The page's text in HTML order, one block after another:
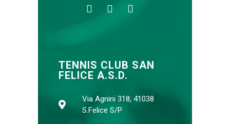
TENNIS CLUB SAN
FELICE A.S.D.
Via Agnini 318, 41038
S.Felice S/P